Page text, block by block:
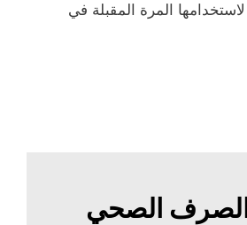
المرة المقبلة في
الصحي